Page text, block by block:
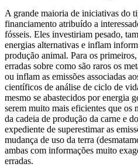
A grande maioria de iniciativas do
financiamento atribuído a
fósseis. Eles investiriam pesado,
energias alternativas e inflam
produção animal. Para os
erradas sobre como são raros os
ou inflam as emissões associadas
científicos de análise de ciclo de
mesmo se abastecidos por energia
serem muito mais eficientes que os
da cadeia de produção da carne e
expediente de superestimar as
mudança de uso da terra
ambas com informações muito
erradas.